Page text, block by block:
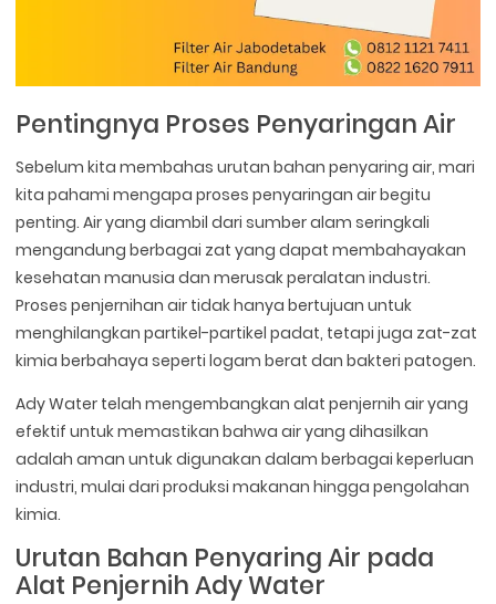
Pentingnya Proses Penyaringan Air
Sebelum kita membahas urutan bahan penyaring air, mari
kita pahami mengapa proses penyaringan air begitu
penting. Air yang diambil dari sumber alam seringkali
mengandung berbagai zat yang dapat membahayakan
kesehatan manusia dan merusak peralatan industri.
Proses penjernihan air tidak hanya bertujuan untuk
menghilangkan partikel-partikel padat, tetapi juga zat-zat
kimia berbahaya seperti logam berat dan bakteri patogen.
Ady Water telah mengembangkan alat penjernih air yang
efektif untuk memastikan bahwa air yang dihasilkan
adalah aman untuk digunakan dalam berbagai keperluan
industri, mulai dari produksi makanan hingga pengolahan
kimia.
Urutan Bahan Penyaring Air pada
Alat Penjernih Ady Water